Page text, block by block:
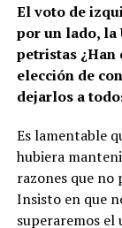
El voto de
por un lado, la
petristas ¿Han
elección de
dejarlos a
Es lamentable
hubiera
razones que no
Insisto en que
superaremos